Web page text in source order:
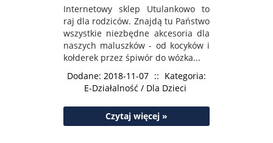
Internetowy sklep Utulankowo to
raj dla rodziców. Znajdą tu Państwo
wszystkie niezbędne akcesoria dla
naszych maluszków - od kocyków i
kołderek przez śpiwór do wózka...
Dodane: 2018-11-07 :: Kategoria:
E-Działalność / Dla Dzieci
Czytaj więcej »